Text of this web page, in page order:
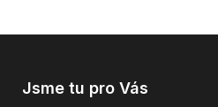
Jsme tu pro Vás